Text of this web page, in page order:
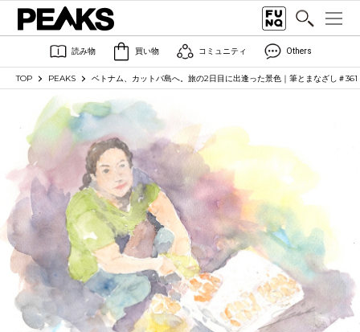
読み物 買い物 コミュニティ Others
TOP PEAKS ベトナム、カットバ島へ。旅の2日目に出逢った景色｜筆とまなざし＃361